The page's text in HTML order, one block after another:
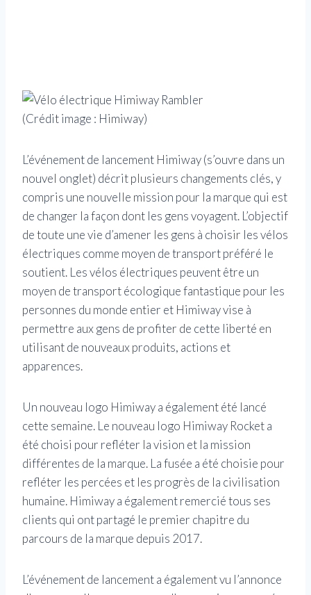
(Crédit image : Himiway)
L’événement de lancement Himiway(s’ouvre dans un
nouvel onglet) décrit plusieurs changements clés, y
compris une nouvelle mission pour la marque qui est
de changer la façon dont les gens voyagent. L’objectif
de toute une vie d’amener les gens à choisir les vélos
électriques comme moyen de transport préféré le
soutient. Les vélos électriques peuvent être un
moyen de transport écologique fantastique pour les
personnes du monde entier et Himiway vise à
permettre aux gens de profiter de cette liberté en
utilisant de nouveaux produits, actions et
apparences.
Un nouveau logo Himiway a également été lancé
cette semaine. Le nouveau logo Himiway Rocket a
été choisi pour refléter la vision et la mission
différentes de la marque. La fusée a été choisie pour
refléter les percées et les progrès de la civilisation
humaine. Himiway a également remercié tous ses
clients qui ont partagé le premier chapitre du
parcours de la marque depuis 2017.
L’événement de lancement a également vu l’annonce